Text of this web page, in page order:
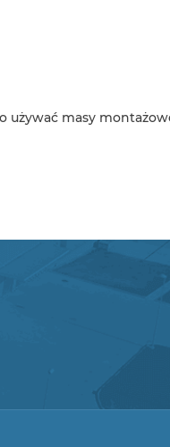
używać masy